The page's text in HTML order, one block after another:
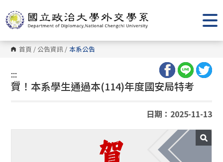
到
主
要
內
容
區 首頁 / 公告資訊 / 本系公告
:::
:::
賀！本系學生通過本(114)年度國安局特考
日期：2025-11-13